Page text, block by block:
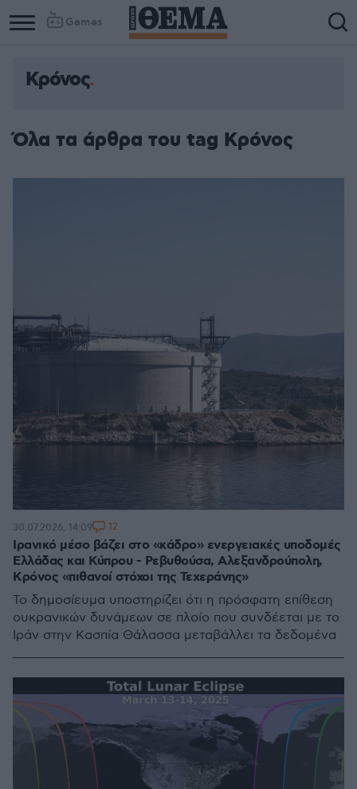
Games
Κρόνος
Όλα τα άρθρα του tag Κρόνος
Ιρανικό μέσο βάζει στο «κάδρο» ενεργειακές υποδομές
Ελλάδας και Κύπρου - Ρεβυθούσα, Αλεξανδρούπολη,
Κρόνος «πιθανοί στόχοι της Τεχεράνης»
Το δημοσίευμα υποστηρίζει ότι η πρόσφατη επίθεση
ουκρανικών δυνάμεων σε πλοίο που συνδέεται με το
Ιράν στην Κασπία Θάλασσα μεταβάλλει τα δεδομένα
30.07.2026, 14:09 12